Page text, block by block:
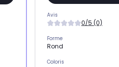
Avis
0/5 (0)
Forme
Rond
Coloris